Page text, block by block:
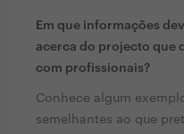
Em que informações
acerca do projecto que
com profissionais?
Conhece algum
semelhantes ao que